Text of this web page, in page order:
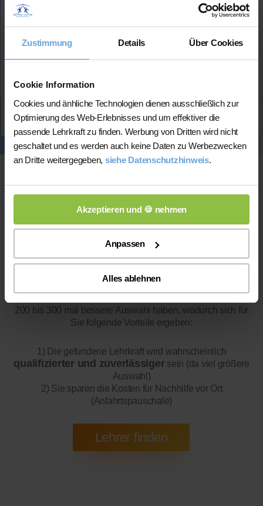
Zustimmung Details Über Cookies
Cookie Information
Cookies und änhliche Technologien dienen ausschließlich zur
Optimierung des Web-Erlebnisses und um effektiver die
passende Lehrkraft zu finden. Werbung von Dritten wird nicht
geschaltet und es werden auch keine Daten zu Werbezwecken
an Dritte weitergegeben, siehe Datenschutzhinweis.
Akzeptieren und 🍪 nehmen
Anpassen
Alles ablehnen
Rechnungswesen-Note
Lehrerfahrung:2 Jahre Unterrichtserfahrung
Aktiv
Mahnoor kontaktieren
Online-Unterricht
Online-Unterricht
200 bis 300 mal bessere Auswahl haben, wodurch sich für
Sie folgende Vorteile ergeben:
1) Die gefundene Lehrkraft wird wahrscheinlich
qualifizierter und zuverlässigersein (da viel größere
Auswahl)
2) Sie sparen die Kosten für Nachhilfe vor Ort
(Anfahrtspauschale)